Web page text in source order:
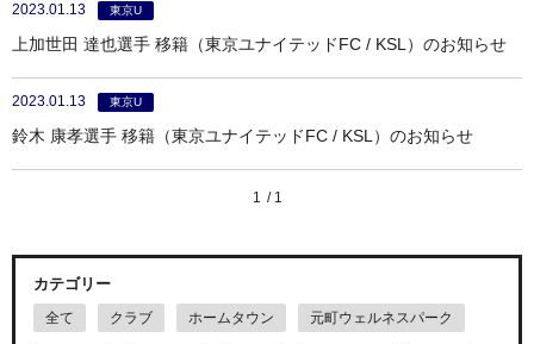
2023.01.13 東京U
上加世田 達也選手 移籍（東京ユナイテッドFC / KSL）のお知らせ
2023.01.13 東京U
鈴木 康孝選手 移籍（東京ユナイテッドFC / KSL）のお知らせ
1 1
カテゴリー
全て クラブ ホームタウン 元町ウェルネスパーク